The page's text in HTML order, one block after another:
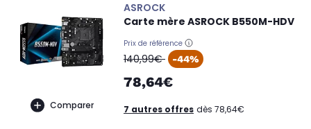
Comparer
ASROCK
Carte mère ASROCK B550M-HDV
Prix de référence
oldPrice
140,99€ -44%
78,64€
7 autres offres dès 78,64€